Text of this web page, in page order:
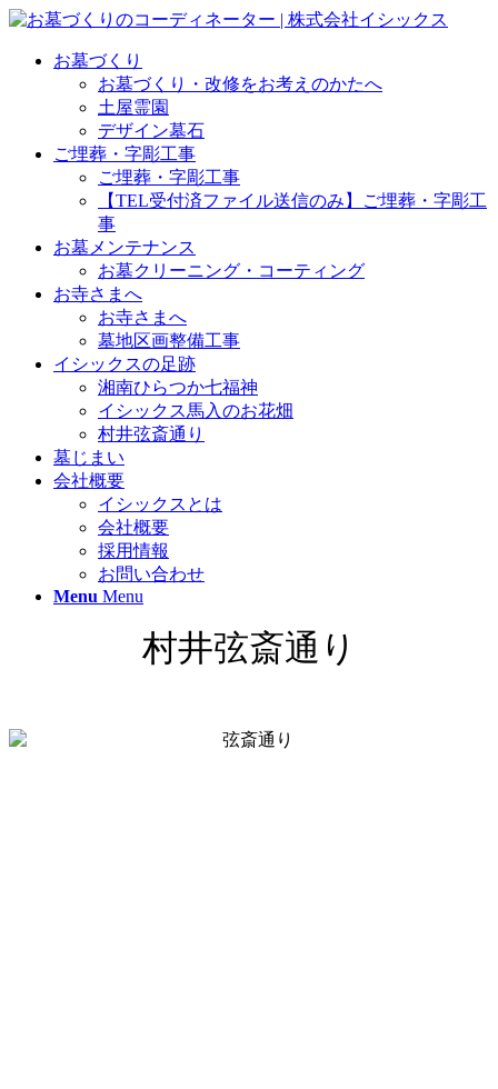
お墓づくり
お墓づくり・改修をお考えのかたへ
土屋霊園
デザイン墓石
ご埋葬・字彫工事
ご埋葬・字彫工事
【TEL受付済ファイル送信のみ】ご埋葬・字彫工
事
お墓メンテナンス
お墓クリーニング・コーティング
お寺さまへ
お寺さまへ
墓地区画整備工事
イシックスの足跡
湘南ひらつか七福神
イシックス馬入のお花畑
村井弦斎通り
墓じまい
会社概要
イシックスとは
会社概要
採用情報
お問い合わせ
Menu Menu
村井弦斎通り